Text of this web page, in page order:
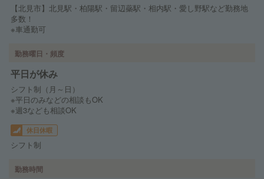
【北見市】北見駅・柏陽駅・留辺蘂駅・相内駅・愛し野駅など勤務地
多数！
※車通勤可
勤務曜日・頻度
平日が休み
シフト制（月～日）
※平日のみなどの相談もOK
※週3なども相談OK
休日休暇
シフト制
勤務時間